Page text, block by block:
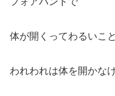
体が開くってわるいこ
われわれは体を開かな